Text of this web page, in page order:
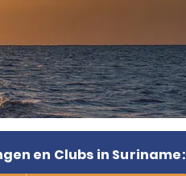
en Clubs in Suriname: